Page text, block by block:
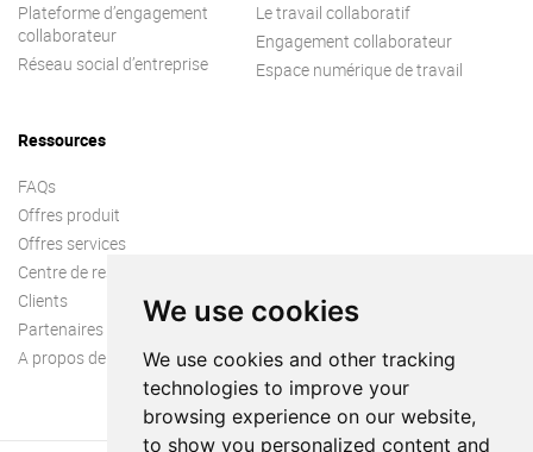
We use cookies
We use cookies and other tracking
technologies to improve your
browsing experience on our website,
to show you personalized content and
Plateforme d’engagement
collaborateur
Réseau social d’entreprise
Le travail collaboratif
Engagement collaborateur
Espace numérique de travail
Ressources
FAQs
Offres produit
Offres services
Centre de ressources
Clients
Partenaires
A propos de nous